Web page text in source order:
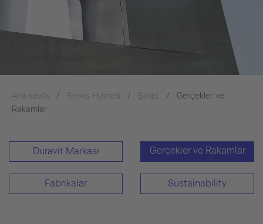
Ana sayfa Servis Hizmeti Şirket
Gerçekler ve
Rakamlar
Duravit Markası Gerçekler ve Rakamlar
Fabrikalar Sustainability